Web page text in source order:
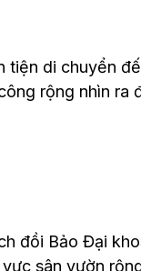
tiện di chuyển
rộng nhìn ra
đồi Bảo Đại
sân vườn